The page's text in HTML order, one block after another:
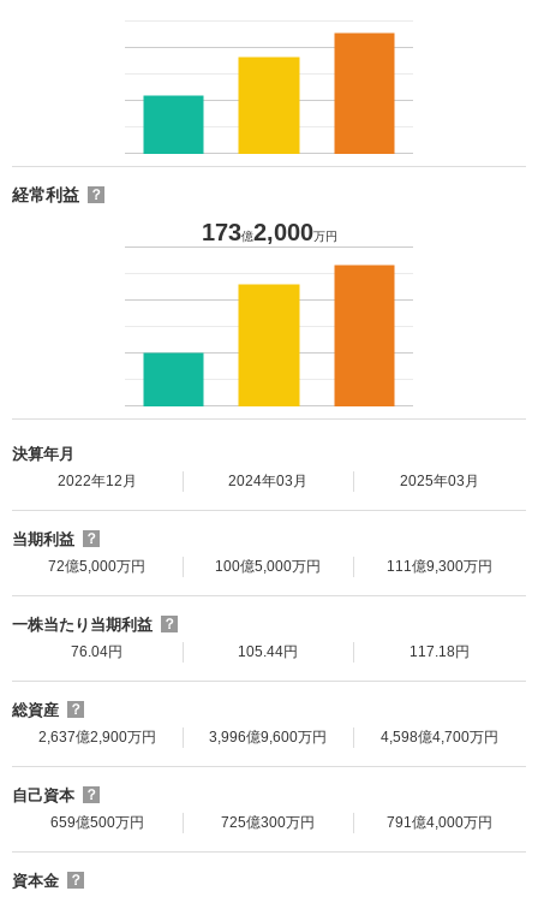
経常利益 ？
173億2,000万円
決算年月
2022年12月 2024年03月 2025年03月
当期利益
？
72億5,000万円
100億5,000万円 111億9,300万円
一株当たり当期利益
？
76.04円
105.44円 117.18円
総資産
？
2,637億2,900万円
3,996億9,600万円 4,598億4,700万円
自己資本
？
659億500万円
725億300万円 791億4,000万円
資本金
？